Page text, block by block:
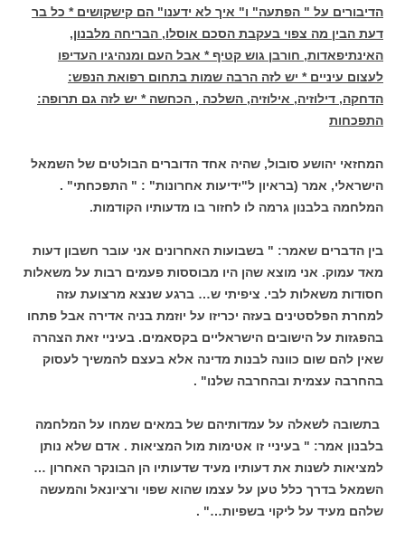
הדיבורים על " הפתעה" ו" איך לא ידענו" הם קישקושים * כל בר
דעת הבין מה צפוי בעקבת הסכם אוסלו, הבריחה מלבנון,
האינתיפאדות, חורבן גוש קטיף * אבל העם ומנהיגיו העדיפו
לעצום עיניים * יש לזה הרבה שמות בתחום רפואת הנפש:
הדחקה, דילוזיה, אילוזיה, השלכה , הכחשה * יש לזה גם תרופה:
התפכחות
המחזאי יהושע סובול, שהיה אחד הדוברים הבולטים של השמאל
הישראלי, אמר (בראיון ל"ידיעות אחרונות" : " התפכחתי" .
המלחמה בלבנון גרמה לו לחזור בו מדעותיו הקודמות.
בין הדברים שאמר: " בשבועות האחרונים אני עובר חשבון דעות
מאד עמוק. אני מוצא שהן היו מבוססות פעמים רבות על משאלות
חסודות משאלות לבי. ציפיתי ש… ברגע שנצא מרצועת עזה
למחרת הפלסטינים בעזה יכריזו על יוזמת בניה אדירה אבל פתחו
בהפגזות על הישובים הישראליים בקסאמים. בעיניי זאת הצהרה
שאין להם שום כוונה לבנות מדינה אלא בעצם להמשיך לעסוק
בהחרבה עצמית ובהחרבה שלנו" .
בתשובה לשאלה על עמדותיהם של במאים שמחו על המלחמה
בלבנון אמר: " בעיניי זו אטימות מול המציאות . אדם שלא נותן
למציאות לשנות את דעותיו מעיד שדעותיו הן הבונקר האחרון …
השמאל בדרך כלל טען על עצמו שהוא שפוי ורציונאל והמעשה
שלהם מעיד על ליקוי בשפיות…" .